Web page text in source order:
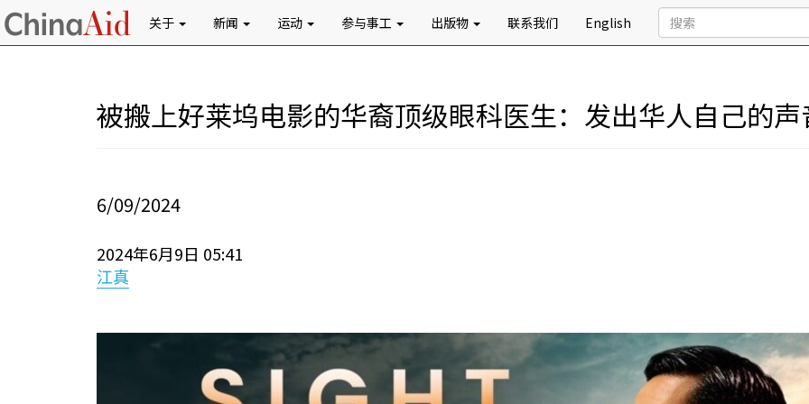
关于 新闻 运动 参与事工 出版物 联系我们 English
被搬上好莱坞电影的华裔顶级眼科医生：发出华人自己的声
6/09/2024
2024年6月9日 05:41
江真